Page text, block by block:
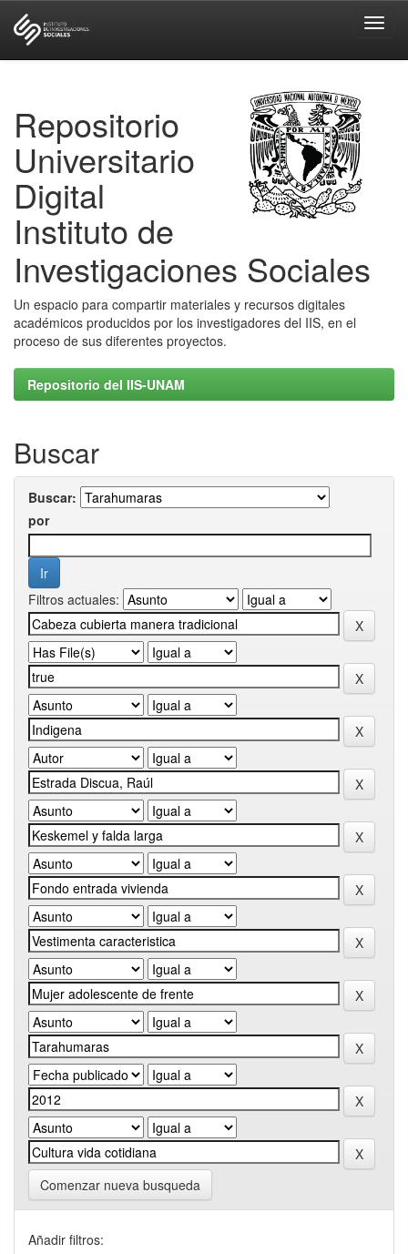
Repositorio
Universitario
Digital
Instituto de
Investigaciones Sociales
Un espacio para compartir materiales y recursos digitales
académicos producidos por los investigadores del IIS, en el
proceso de sus diferentes proyectos.
Repositorio del IIS-UNAM
Buscar
Buscar:
por
Filtros actuales:
Comenzar nueva busqueda
Añadir filtros: